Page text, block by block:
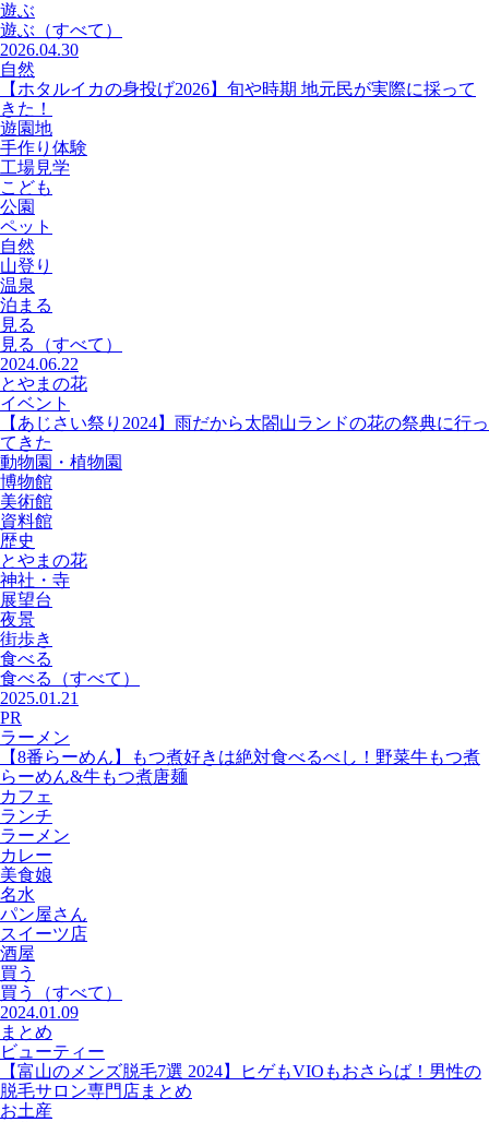
遊ぶ
遊ぶ （すべて）
2026.04.30
自然
【ホタルイカの身投げ2026】旬や時期 地元民が実際に採って
きた！
遊園地
手作り体験
工場見学
こども
公園
ペット
自然
山登り
温泉
泊まる
見る
見る
（すべて）
2024.06.22
とやまの花
イベント
【あじさい祭り2024】雨だから太閤山ランドの花の祭典に行っ
てきた
動物園・植物園
博物館
美術館
資料館
歴史
とやまの花
神社・寺
展望台
夜景
街歩き
食べる
食べる
（すべて）
2025.01.21
PR
ラーメン
【8番らーめん】もつ煮好きは絶対食べるべし！野菜牛もつ煮
らーめん&牛もつ煮唐麺
カフェ
ランチ
ラーメン
カレー
美食娘
名水
パン屋さん
スイーツ店
酒屋
買う
買う
（すべて）
2024.01.09
まとめ
ビューティー
【富山のメンズ脱毛7選 2024】ヒゲもVIOもおさらば！男性の
脱毛サロン専門店まとめ
お土産